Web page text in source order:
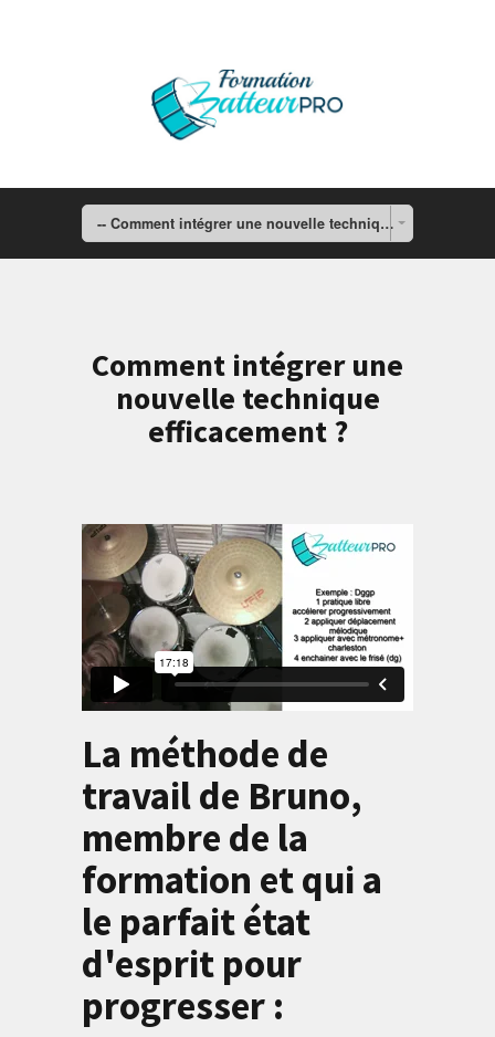
-- Comment intégrer une nouvelle technique efficacement ?
Comment intégrer une
nouvelle technique
efficacement ?
La méthode de
travail de Bruno,
membre de la
formation et qui a
le parfait état
d'esprit pour
progresser :